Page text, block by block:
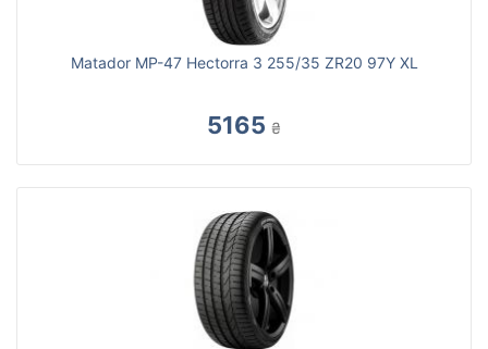
Matador MP-47 Hectorra 3 255/35 ZR20 97Y XL
5165 ₴